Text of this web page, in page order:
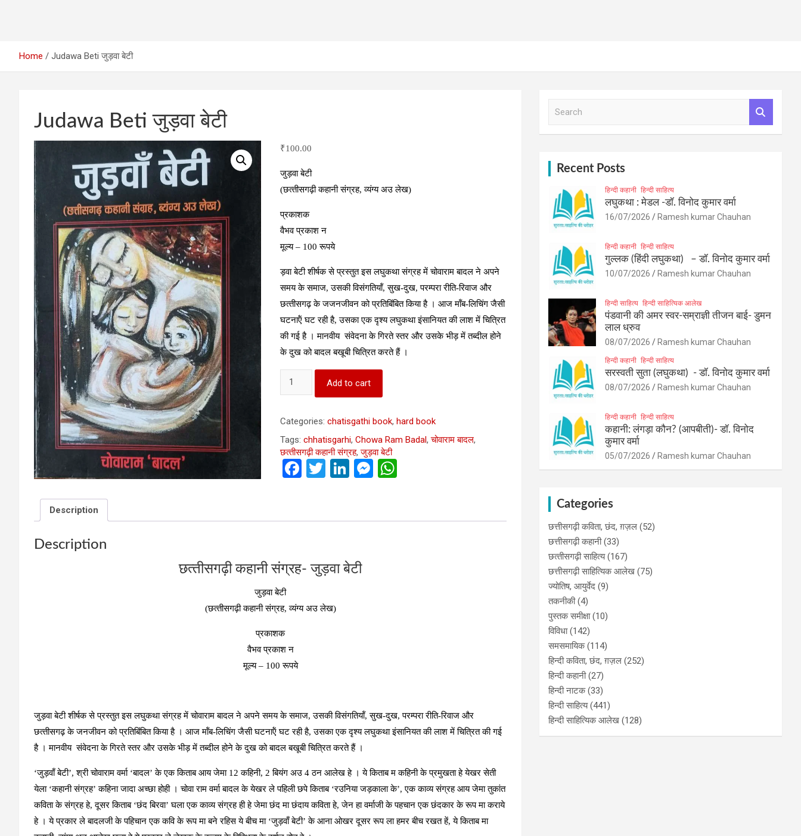
Home Judawa Beti जुड़वा बेटी
Judawa Beti जुड़वा बेटी
₹100.00
जुड़वा बेटी
(छत्‍तीसगढ़ी कहानी संग्रह, व्‍यंग्‍य अउ लेख)
प्रकाशक
वैभव प्रकाश न
मूल्‍य – 100 रूपये
ड़वा बेटी शीर्षक से प्रस्‍तुत इस लघुकथा संग्रह में चोवाराम बादल ने अपने
समय के समाज, उसकी विसंगतियॉं, सुख-दुख, परम्‍परा रीति-रिवाज और
छत्‍तीसगढ़ के जजनजीवन को प्रतिबिंबित किया है । आज मॉंब-लिचिंग जैसी
घटनाऍं घट रही है, उसका एक दृश्‍य लघुकथा इंसानियत की लाश में चित्रित
की गई है । मानवीय संवेदना के गिरते स्‍तर और उसके भीड़ में तब्‍दील होने
के दुख को बादल बखूबी चित्रित करते हैं ।
Beti
quantity
Add to cart
Categories: chatisgathi book, hard book
Tags: chhatisgarhi, Chowa Ram Badal,चोवाराम बादल,
छत्‍तीसगढ़ी कहानी संग्रह,जुड़वा बेटी
F
b
o
T
er
Li
dI
M
n
W
s
Description
Description
छत्‍तीसगढ़ी कहानी संग्रह- जुड़वा बेटी
जुड़वा बेटी
(छत्‍तीसगढ़ी कहानी संग्रह, व्‍यंग्‍य अउ लेख)
प्रकाशक
वैभव प्रकाश न
मूल्‍य – 100 रूपये
जुड़वा बेटी शीर्षक से प्रस्‍तुत इस लघुकथा संग्रह में चोवाराम बादल ने अपने समय के समाज, उसकी विसंगतियॉं, सुख-दुख, परम्‍परा रीति-रिवाज और
छत्‍तीसगढ़ के जनजीवन को प्रतिबिंबित किया है । आज मॉंब-लिचिंग जैसी घटनाऍं घट रही है, उसका एक दृश्‍य लघुकथा इंसानियत की लाश में चित्रित की गई
है । मानवीय संवेदना के गिरते स्‍तर और उसके भीड़ में तब्‍दील होने के दुख को बादल बखूबी चित्रित करते हैं ।
‘जुड़वाँ बेटी’, श्री चोवाराम वर्मा ‘बादल’ के एक किताब आय जेमा 12 कहिनी, 2 बियंग अउ 4 ठन आलेख हे । ये किताब म कहिनी के प्रमुखता हे येखर सेती
येला ‘कहानी संग्रह’ कहिना जादा अच्छा होही । चोवा राम वर्मा बादल के येखर ले पहिली छपे किताब ‘रउनिया जड़काला के’, एक काव्य संग्रह आय जेमा तुकांत
कविता के संग्रह हे, दूसर किताब ‘छंद बिरवा’ घला एक काव्य संग्रह ही हे जेमा छंद मा छंदाय कविता हे, जेन हा वर्माजी के पहचान एक छंदकार के रूप मा कराये
हे । ये प्रकार ले बादलजी के पहिचान एक कवि के रूप मा बने रहिस ये बीच मा ‘जुड़वाँ बेटी’ के आना ओखर दूसर रूप ला हमर बीच रखत हें, ये किताब मा
Recent Posts
हिन्दी कहानी हिन्दी साहित्य
लघुकथा : मेडल -डॉ. विनोद कुमार वर्मा
16/07/2026 Ramesh kumar Chauhan
हिन्दी कहानी हिन्दी साहित्य
गुल्लक (हिंदी लघुकथा) – डॉ. विनोद कुमार वर्मा
10/07/2026 Ramesh kumar Chauhan
हिन्दी साहित्य हिन्दी साहित्यिक आलेख
पंडवानी की अमर स्वर-सम्राज्ञी तीजन बाई- डुमन
लाल ध्रुव
08/07/2026 Ramesh kumar Chauhan
हिन्दी कहानी हिन्दी साहित्य
सरस्वती सुता (लघुकथा) ​- डॉ. विनोद कुमार वर्मा
08/07/2026 Ramesh kumar Chauhan
हिन्दी कहानी हिन्दी साहित्य
कहानी: लंगड़ा कौन? (आपबीती)​- डॉ. विनोद
कुमार वर्मा
05/07/2026 Ramesh kumar Chauhan
Categories
छत्तीसगढ़ी कविता, छंद, ग़ज़ल (52)
छत्तीसगढ़ी कहानी(33)
छत्‍तीसगढ़ी साहित्‍य(167)
छत्तीसगढ़ी साहित्यिक आलेख (75)
ज्योतिष, आयुर्वेद (9)
तकनीकी(4)
पुस्‍तक समीक्षा(10)
विविधा(142)
समसमायिक(114)
हिन्दी कविता, छंद, ग़ज़ल (252)
हिन्दी कहानी(27)
हिन्‍दी नाटक(33)
हिन्दी साहित्य(441)
हिन्दी साहित्यिक आलेख (128)